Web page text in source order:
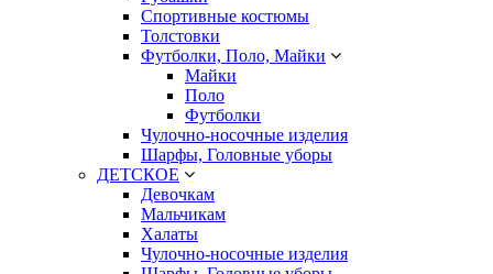
Спортивные костюмы
Толстовки
Футболки, Поло, Майки
Майки
Поло
Футболки
Чулочно-носочные изделия
Шарфы, Головные уборы
ДЕТСКОЕ
Девочкам
Мальчикам
Халаты
Чулочно-носочные изделия